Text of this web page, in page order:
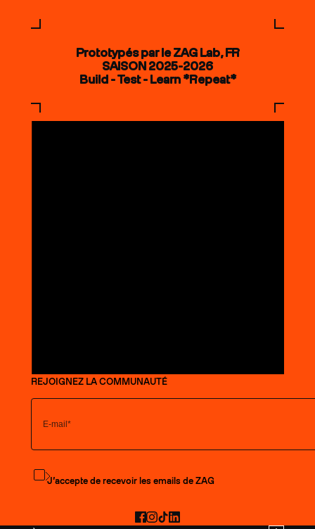
Prototypés par le ZAG Lab, FR
SAISON 2025-2026
Build - Test - Learn *Repeat*
REJOIGNEZ LA COMMUNAUTÉ
S'abonner à la newsletter
J’accepte de recevoir les emails de ZAG
Facebook
Instagram
TikTokLinkedIn